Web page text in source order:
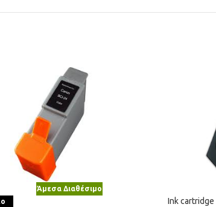
Άμεσα Διαθέσιμο
Ink cartridge